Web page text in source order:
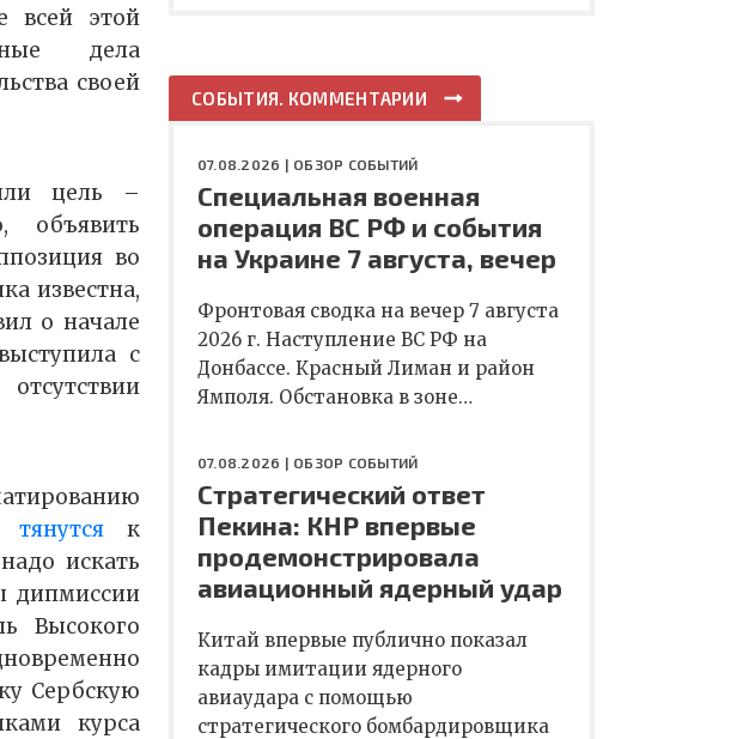
всей этой
дела
своей
цель –
объявить
во
известна,
о начале
с
тянутся к
искать
дипмиссии
Высокого
Сербскую
курса
СОБЫТИЯ. КОММЕНТАРИИ
07.08.2026 | ОБЗОР СОБЫТИЙ
Специальная военная
операция ВС РФ и события
на Украине 7 августа, вечер
Фронтовая сводка на вечер 7 августа
2026 г. Наступление ВС РФ на
Донбассе. Красный Лиман и район
Ямполя. Обстановка в зоне…
07.08.2026 | ОБЗОР СОБЫТИЙ
Стратегический ответ
Пекина: КНР впервые
продемонстрировала
авиационный ядерный удар
Китай впервые публично показал
кадры имитации ядерного
авиаудара с помощью
стратегического бомбардировщика